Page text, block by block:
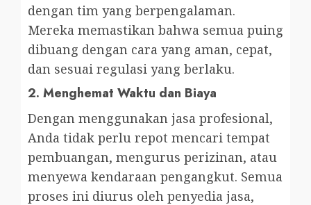
dengan tim yang berpengalaman.
Mereka memastikan bahwa semua puing
dibuang dengan cara yang aman, cepat,
dan sesuai regulasi yang berlaku.
2. Menghemat Waktu dan Biaya
Dengan menggunakan jasa profesional,
Anda tidak perlu repot mencari tempat
pembuangan, mengurus perizinan, atau
menyewa kendaraan pengangkut. Semua
proses ini diurus oleh penyedia jasa,